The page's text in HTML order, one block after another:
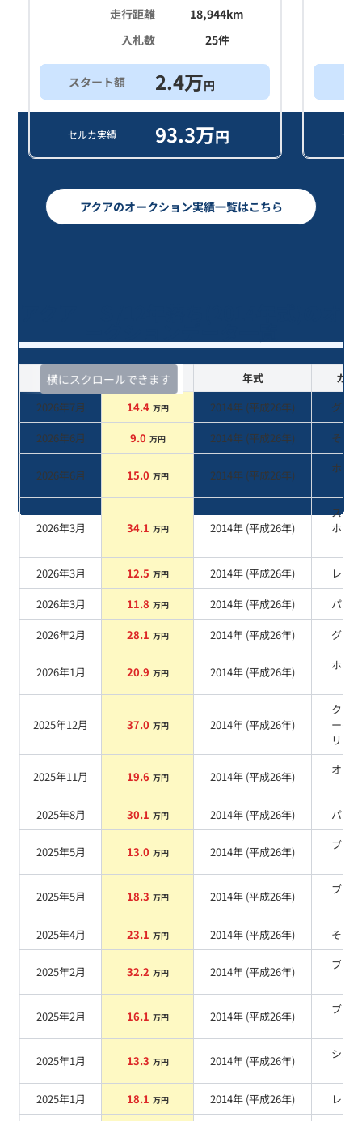
走行距離
18,944km
入札数
25件
スタート額 2.4万円
セルカ実績 93.3万円 セ
アクアのオークション実績一覧はこちら
横にスクロールできます
査定時期 セルカ実績 年式
カラ
2026年7月
14.4 万円 2014年 (平成26年)
グレー
2026年6月
9.0 万円 2014年 (平成26年) その他
2026年6月 15.0 万円 2014年 (平成26年)
ホワ
2026年3月 34.1 万円 2014年 (平成26年)
スー
ホワ
2026年3月
12.5 万円 2014年 (平成26年)
レッド
2026年3月
11.8 万円 2014年 (平成26年)
パール
2026年2月
28.1 万円 2014年 (平成26年) グレー
2026年1月 20.9 万円 2014年 (平成26年)
ホワ
2025年12月 37.0 万円 2014年 (平成26年)
クー
ーダ
リック
2025年11月 19.6 万円 2014年 (平成26年)
オレ
2025年8月
30.1 万円 2014年 (平成26年) パール
2025年5月 13.0 万円 2014年 (平成26年)
ブラ
2025年5月 18.3 万円 2014年 (平成26年)
ブラ
2025年4月
23.1 万円 2014年 (平成26年) その他
2025年2月 32.2 万円 2014年 (平成26年)
ブラ
2025年2月 16.1 万円 2014年 (平成26年)
ブラ
2025年1月 13.3 万円 2014年 (平成26年)
シル
2025年1月
18.1 万円 2014年 (平成26年) レッド